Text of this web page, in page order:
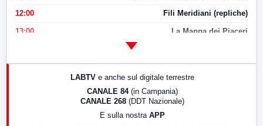
12:00 Fili Meridiani (repliche)
13:00 La Mappa dei Piaceri
17:00 LabNews (replica)
LABTV e anche sul digitale terrestre
CANALE 84 (in Campania)
CANALE 268 (DDT Nazionale)
E sulla nostra APP